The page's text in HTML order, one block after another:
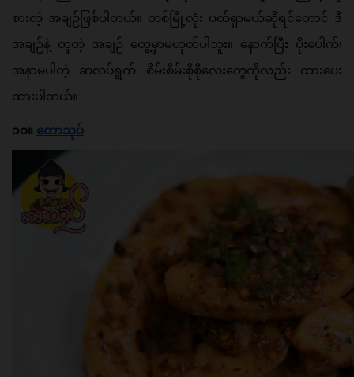
စားတဲ့ အချဉ်ဖြစ်ပါတယ်။ တစ်မြို့လုံး ပတ်ရှာမယ်ဆိုရင်တောင် ဒီ
အချဉ်နဲ့ တူတဲ့ အချဉ် တွေ့မှာမဟုတ်ပါဘူး။ နောက်ပြီး ပိုးပေါက်၊
အနာမပါတဲ့ ဆလပ်ရွက် စိမ်းစိမ်းစိုစိုလေးတွေကိုလည်း ထားပေး
ထားပါတယ်။
၁၀။ တောသုပ်